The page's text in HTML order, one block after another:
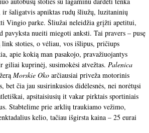
šaligatvis apniktas rudų šliužų, luzitaninių
parke. Šliužai neleidžia grįžti apetitui,
pavyksta nueiti miegoti anksti. Tai pravers – pusę
stoties, o vėliau, vos išlipus, pričiups
apie kokią man pasakojo, pravažiuojantys
kuprinėj, susimokėsi atvežtas. Palenica
Morskie Oko arčiausiai priveža motorinis
bet čia jau susirinkusios didėlesnės, nei norėtųsi
apsitaisiusių it vakar pirktais sportiniais
Stabtelime prie arklių traukiamo vežimo,
kelio, tačiau išgirsta kaina – 25 eurai